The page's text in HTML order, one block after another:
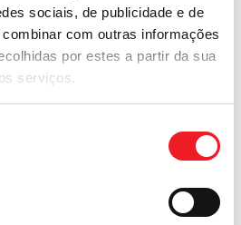
sociais, de publicidade e de
com outras informações
por estes a partir da sua
serviços.
07, a
hospedou
pela